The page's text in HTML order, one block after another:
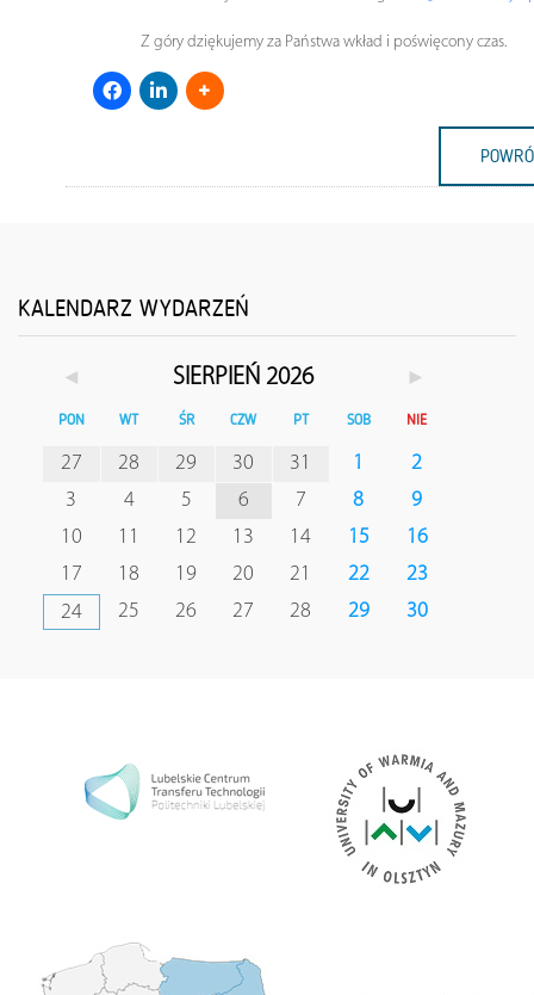
Z góry dziękujemy za Państwa wkład i poświęcony czas.
KALENDARZ WYDARZEŃ
◄ SIERPIEŃ 2026 ►
PON WT ŚR CZW PT SOB NIE
27 28 29 30 31 1
2
3
4 5 6 7 8
9
10
11 12 13 14 15
16
17
18 19 20 21 22
23
24
25 26 27 28 29 30